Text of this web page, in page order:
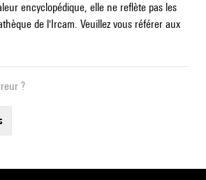
encyclopédique, elle ne reflète pas les
de l'Ircam. Veuillez vous référer aux
?